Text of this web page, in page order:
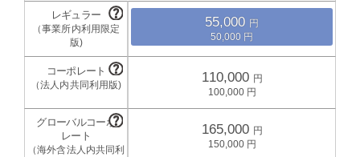
55,000
50,000
110,000
100,000
165,000
150,000